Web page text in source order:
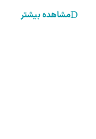
مشاهده بیشتر